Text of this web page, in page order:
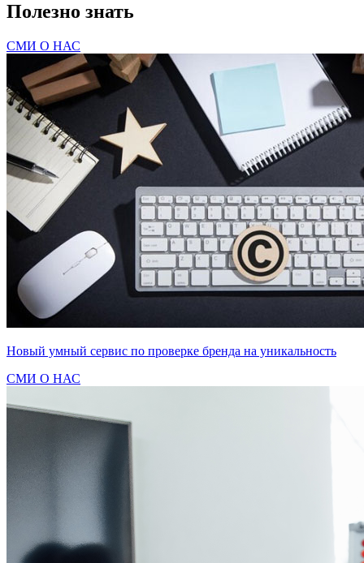
Полезно знать
СМИ О НАС
Новый умный сервис по проверке бренда на уникальность
СМИ О НАС